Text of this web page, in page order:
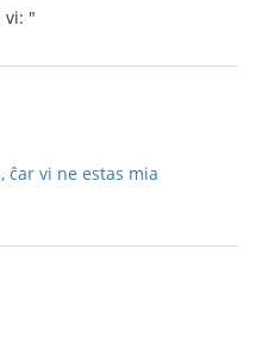
vi: "
vi ne estas mia